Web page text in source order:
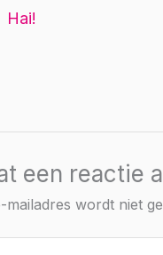
Hai!
een reactie
mailadres wordt niet